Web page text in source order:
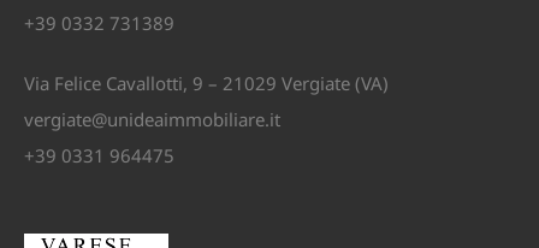
+39 0332 731389
Via Felice Cavallotti, 9 – 21029 Vergiate (VA)
vergiate@unideaimmobiliare.it
+39 0331 964475